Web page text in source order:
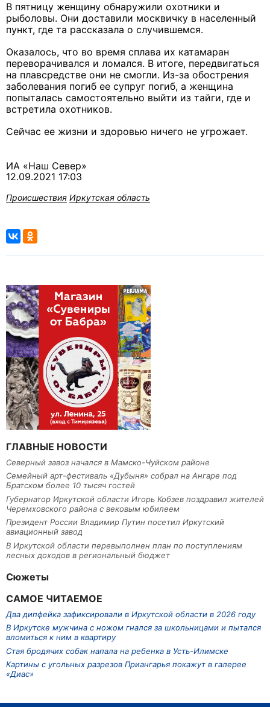
В пятницу женщину обнаружили охотники и
рыболовы. Они доставили москвичку в населенный
пункт, где та рассказала о случившемся.
Оказалось, что во время сплава их катамаран
переворачивался и ломался. В итоге, передвигаться
на плавсредстве они не смогли. Из-за обострения
заболевания погиб ее супруг погиб, а женщина
попыталась самостоятельно выйти из тайги, где и
встретила охотников.
Сейчас ее жизни и здоровью ничего не угрожает.
ИА «Наш Север»
12.09.2021 17:03
Происшествия Иркутская область
ГЛАВНЫЕ НОВОСТИ
Северный завоз начался в Мамско-Чуйском районе
Семейный арт-фестиваль «Дубыня» собрал на Ангаре под
Братском более 10 тысяч гостей
Губернатор Иркутской области Игорь Кобзев поздравил жителей
Черемховского района с вековым юбилеем
Президент России Владимир Путин посетил Иркутский
авиационный завод
В Иркутской области перевыполнен план по поступлениям
лесных доходов в региональный бюджет
Сюжеты
САМОЕ ЧИТАЕМОЕ
Два дипфейка зафиксировали в Иркутской области в 2026 году
В Иркутске мужчина с ножом гнался за школьницами и пытался
вломиться к ним в квартиру
Стая бродячих собак напала на ребенка в Усть-Илимске
Картины с угольных разрезов Приангарья покажут в галерее
«Диас»